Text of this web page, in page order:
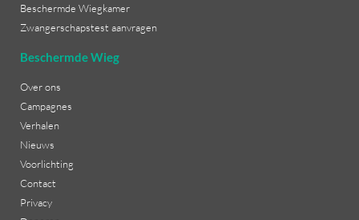
Beschermde Wiegkamer
Zwangerschapstest aanvragen
Beschermde Wieg
Over ons
Campagnes
Verhalen
Nieuws
Voorlichting
Contact
Privacy